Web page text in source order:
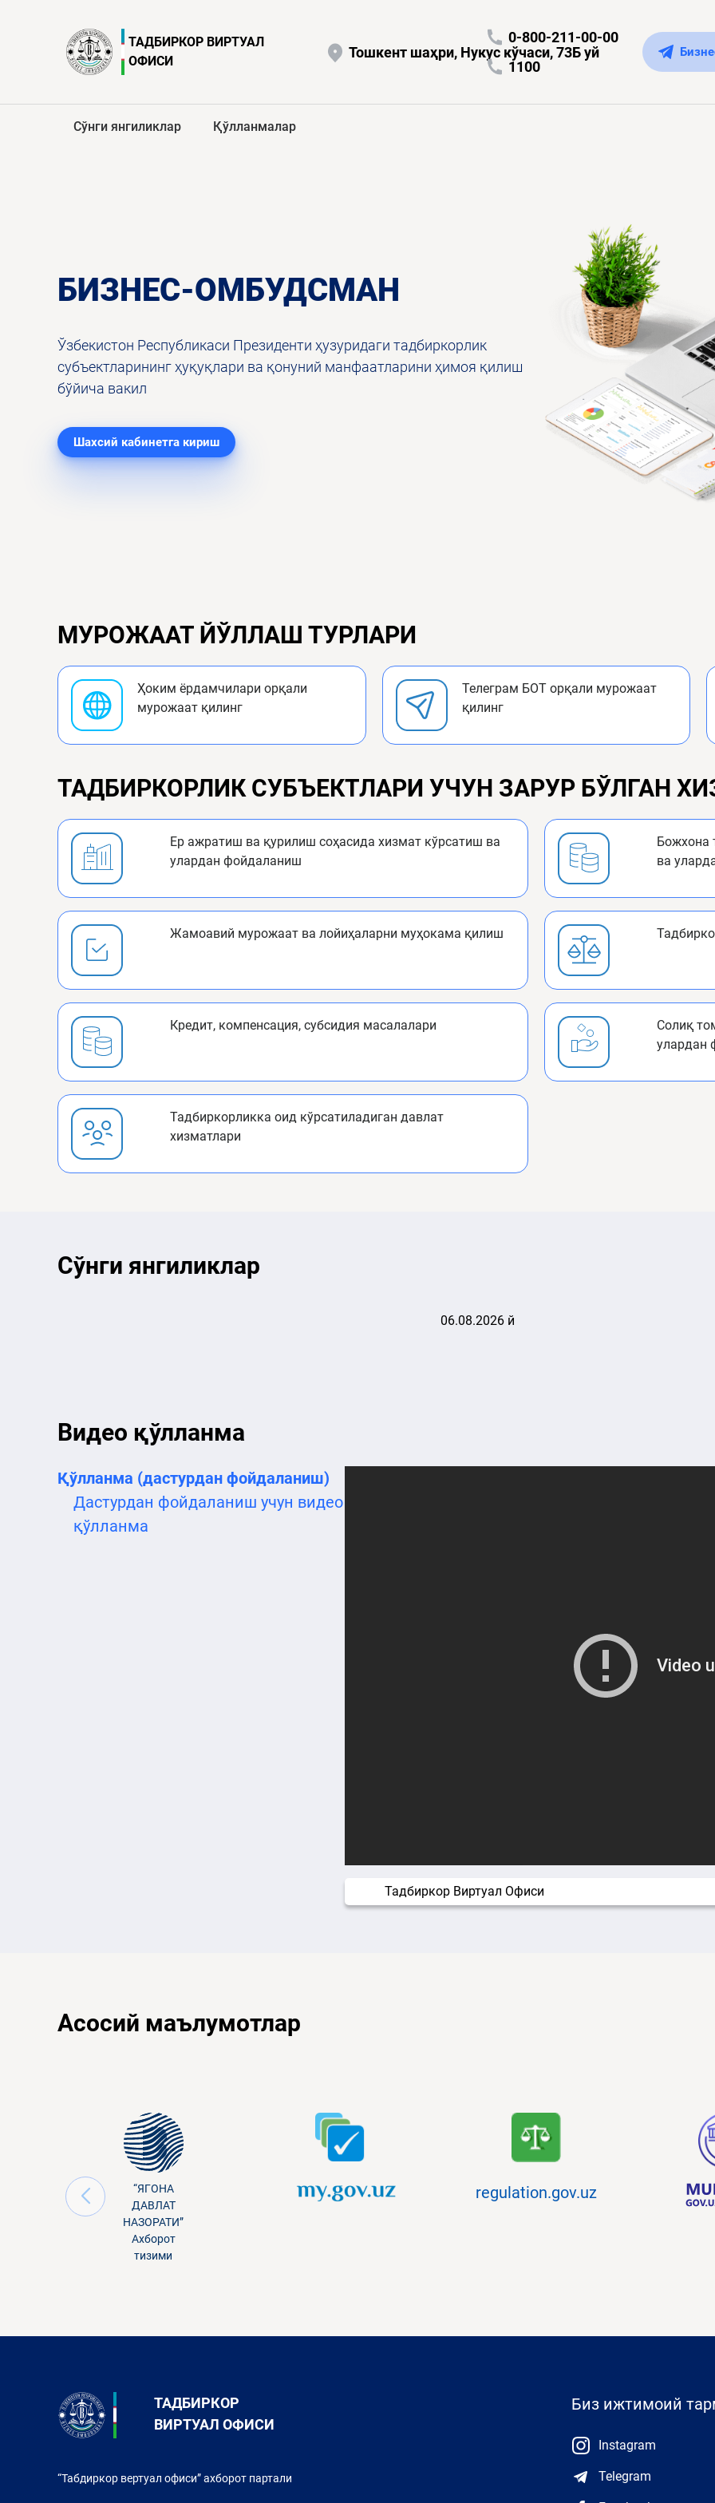
ТАДБИРКОР ВИРТУАЛ
ОФИСИ
Тошкент шаҳри, Нукус кўчаси, 73Б уй
0-800-211-00-00
1100
Сўнги янгиликлар Қўлланмалар
БИЗНЕС-ОМБУДСМАН
Ўзбекистон Республикаси Президенти ҳузуридаги тадбиркорлик
субъектларининг ҳуқуқлари ва қонуний манфаатларини ҳимоя қилиш
бўйича вакил
Шахсий кабинетга кириш
МУРОЖААТ ЙЎЛЛАШ ТУРЛАРИ
Ҳоким ёрдамчилари орқали
мурожаат қилинг
Телеграм БОТ орқали мурожаат
қилинг
ТАДБИРКОРЛИК СУБЪЕКТЛАРИ УЧУН ЗАРУР БЎЛГАН
Ер ажратиш ва қурилиш соҳасида хизмат кўрсатиш ва
улардан фойдаланиш
Жамоавий мурожаат ва лойиҳаларни муҳокама қилиш
Кредит, компенсация, субсидия масалалари
Тадбиркорликка оид кўрсатиладиган давлат
хизматлари
Божхона
ва
Солиқ
улардан
Сўнги янгиликлар
06.08.2026 й
Видео қўлланма
Қўлланма (дастурдан фойдаланиш)
Дастурдан фойдаланиш учун видео
қўлланма
Тадбиркор Виртуал Офиси
Асосий маълумотлар
“ЯГОНА
ДАВЛАТ
НАЗОРАТИ”
Ахборот
тизими
regulation.gov.uz
ТАДБИРКОР
ВИРТУАЛ ОФИСИ
“Табдиркор вертуал офиси” ахборот партали
Биз ижтимоий
Instagram
Telegram